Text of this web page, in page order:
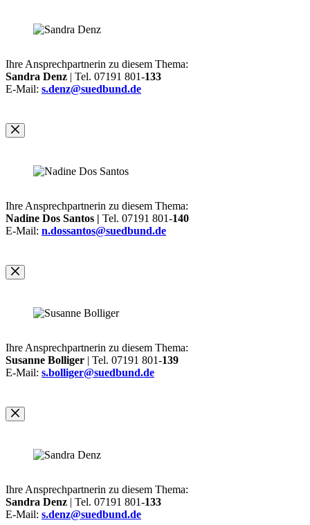
Ihre Ansprechpartnerin zu diesem Thema:
Sandra Denz | Tel. 07191 801-133
E-Mail: s.denz@suedbund.de
Ihre Ansprechpartnerin zu diesem Thema:
Nadine Dos Santos | Tel. 07191 801-140
E-Mail: n.dossantos@suedbund.de
Ihre Ansprechpartnerin zu diesem Thema:
Susanne Bolliger | Tel. 07191 801-139
E-Mail: s.bolliger@suedbund.de
Ihre Ansprechpartnerin zu diesem Thema:
Sandra Denz | Tel. 07191 801-133
E-Mail: s.denz@suedbund.de